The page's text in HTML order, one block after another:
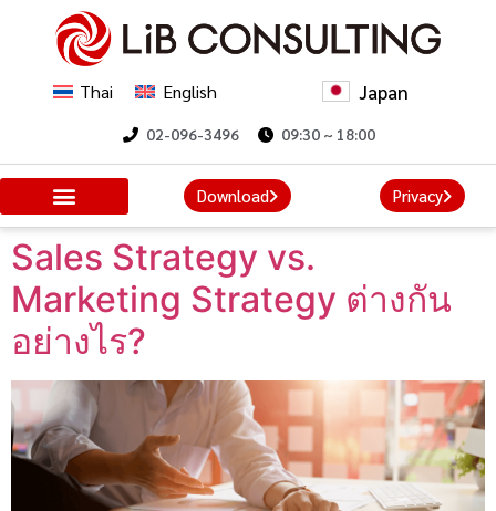
Thai English Japan
02-096-3496 09:30 ~ 18:00
Download Privacy
Sales Strategy vs.
Marketing Strategy ต่างกัน
อย่างไร?